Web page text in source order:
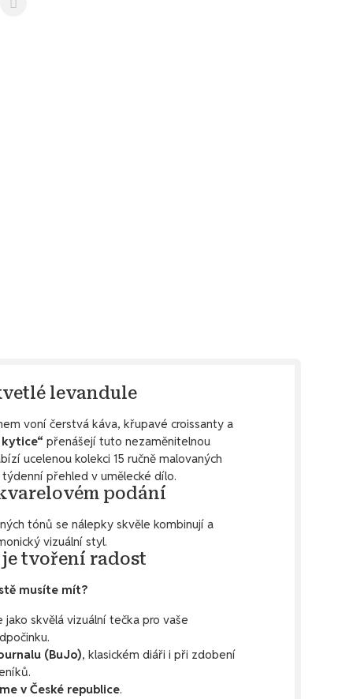
levandule
voní čerstvá káva, křupavé croissanty a
přenášejí tuto nezaměnitelnou
ucelenou kolekci 15 ručně malovaných
přehled v umělecké dílo.
podání
tónů se nálepky skvěle kombinují a
vizuální styl.
je tvoření radost
musíte mít?
skvělá vizuální tečka pro vaše
(BuJo), klasickém diáři i při zdobení
v České republice.